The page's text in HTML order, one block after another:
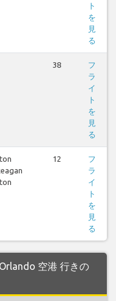
ト
を
見
る
38
フ
ラ
イ
ト
を
見
る
12
フ
ラ
イ
ト
を
見
る
空港 行きの